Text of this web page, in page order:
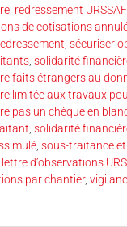
redressement
de cotisations
sécuriser
solidarité
faits étrangers au
limitée aux travaux
pas un chèque en
solidarité
sous-traitance
d’observations
par chantier,